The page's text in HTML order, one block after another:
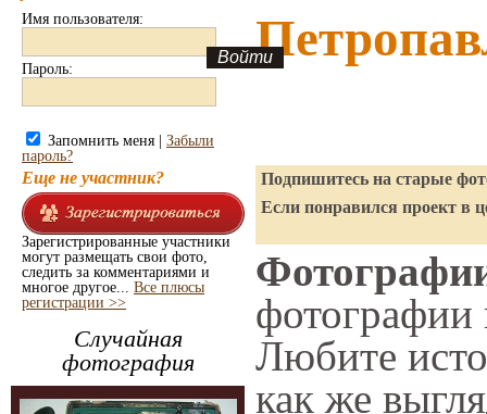
Имя пользователя:
Пароль:
Запомнить меня | Забыли
пароль?
Еще не участник?
Зарегистрированные участники
могут размещать свои фото,
следить за комментариями и
многое другое... Все плюсы
регистрации >>
Случайная
фотография
Подпишитесь на старые
Если понравился проект в
фотографии
Любите
как же